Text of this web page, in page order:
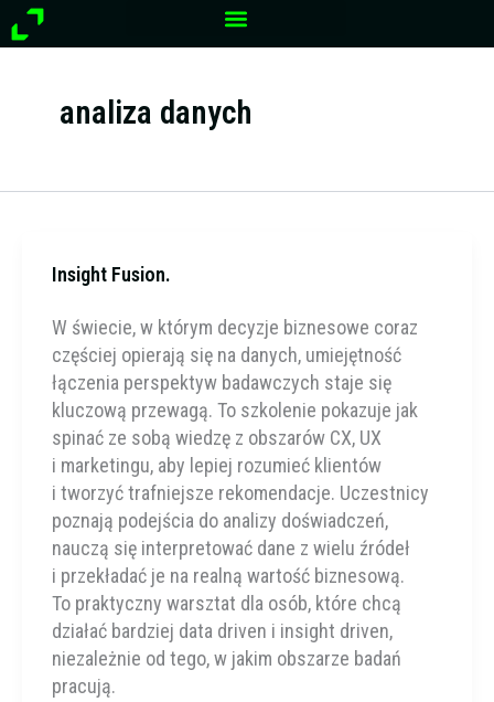
Przejdź
do
analiza danych
Insight Fusion.
W świecie, w którym decyzje biznesowe coraz
częściej opierają się na danych, umiejętność
łączenia perspektyw badawczych staje się
kluczową przewagą. To szkolenie pokazuje jak
spinać ze sobą wiedzę z obszarów CX, UX
i marketingu, aby lepiej rozumieć klientów
i tworzyć trafniejsze rekomendacje. Uczestnicy
poznają podejścia do analizy doświadczeń,
nauczą się interpretować dane z wielu źródeł
i przekładać je na realną wartość biznesową.
To praktyczny warsztat dla osób, które chcą
działać bardziej data driven i insight driven,
niezależnie od tego, w jakim obszarze badań
pracują.